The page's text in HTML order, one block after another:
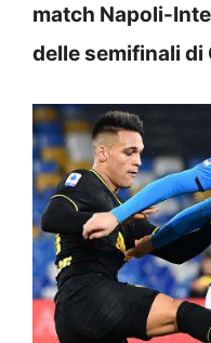
match Napoli-
delle semifinali di